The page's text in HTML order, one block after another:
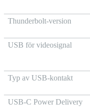
Thunderbolt-version
USB för videosignal
Typ av USB-kontakt
USB-C Power Delivery